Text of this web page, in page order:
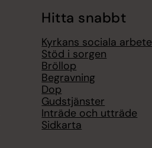
Hitta snabbt
Kyrkans sociala arbete
Stöd i sorgen
Bröllop
Begravning
Dop
Gudstjänster
Inträde och utträde
Sidkarta